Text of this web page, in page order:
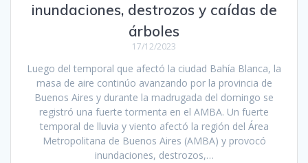
inundaciones, destrozos y caídas de
árboles
17/12/2023
Luego del temporal que afectó la ciudad Bahía Blanca, la
masa de aire continúo avanzando por la provincia de
Buenos Aires y durante la madrugada del domingo se
registró una fuerte tormenta en el AMBA. Un fuerte
temporal de lluvia y viento afectó la región del Área
Metropolitana de Buenos Aires (AMBA) y provocó
inundaciones, destrozos,…